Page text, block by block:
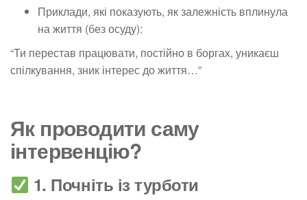
Приклади, які показують, як залежність вплинула
на життя (без осуду):
“Ти перестав працювати, постійно в боргах, уникаєш
спілкування, зник інтерес до життя…”
Як проводити саму
інтервенцію?
1. Почніть із турботи